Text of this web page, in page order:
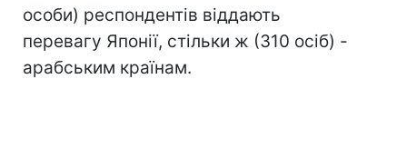
особи) респондентів віддають
перевагу Японії, стільки ж (310 осіб) -
арабським країнам.